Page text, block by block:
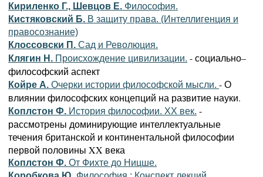
Кириленко Г., Шевцов Е. Философия.
Кистяковский Б. В защиту права. (Интеллигенция и
правосознание)
Клоссовски П. Сад и Революция.
Клягин Н. Происхождение цивилизации. - социально–
философский аспект
Койре А. Очерки истории философской мысли. - О
влиянии философских концепций на развитие науки.
Коплстон Ф. История философии. XX век. -
рассмотрены доминирующие интеллектуальные
течения британской и континентальной философии
первой половины XX века
Коплстон Ф. От Фихте до Ницше.